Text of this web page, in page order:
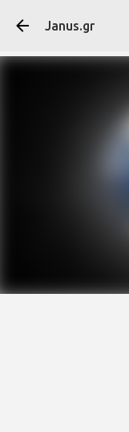
Janus.gr